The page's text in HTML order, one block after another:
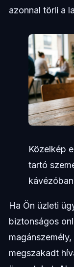
azonnal törli a
Közelkép
tartó
Ha Ön üzleti
biztonságos
megszakadt